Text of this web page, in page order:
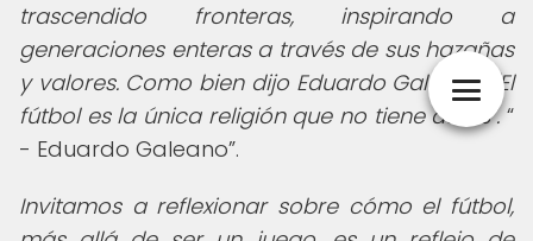
trascendido fronteras, inspirando a
generaciones enteras a través de sus hazañas
y valores. Como bien dijo Eduardo Galeano, "El
fútbol es la única religión que no tiene ateos".
- Eduardo Galeano .
Invitamos a reflexionar sobre cómo el fútbol,